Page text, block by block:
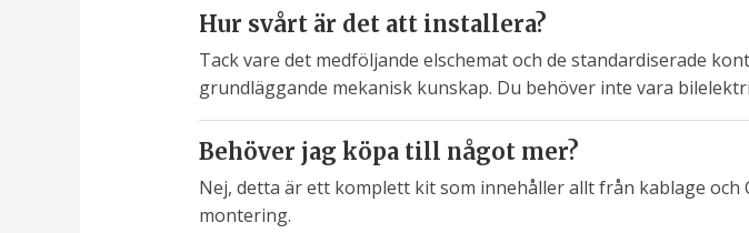
Hur svårt är det att installera?
Tack vare det medföljande elschemat och de standardiserade
grundläggande mekanisk kunskap. Du behöver inte vara
Behöver jag köpa till något mer?
Nej, detta är ett komplett kit som innehåller allt från kablage
montering.